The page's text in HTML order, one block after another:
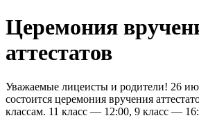
Церемония
аттестатов
Уважаемые лицеисты и родители! 26
состоится церемония вручения
классам. 11 класс — 12:00, 9 класс —